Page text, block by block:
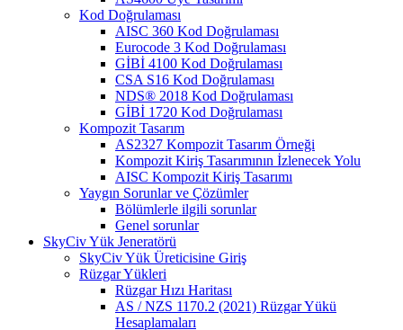
Kod Doğrulaması
AISC 360 Kod Doğrulaması
Eurocode 3 Kod Doğrulaması
GİBİ 4100 Kod Doğrulaması
CSA S16 Kod Doğrulaması
NDS® 2018 Kod Doğrulaması
GİBİ 1720 Kod Doğrulaması
Kompozit Tasarım
AS2327 Kompozit Tasarım Örneği
Kompozit Kiriş Tasarımının İzlenecek Yolu
AISC Kompozit Kiriş Tasarımı
Yaygın Sorunlar ve Çözümler
Bölümlerle ilgili sorunlar
Genel sorunlar
SkyCiv Yük Jeneratörü
SkyCiv Yük Üreticisine Giriş
Rüzgar Yükleri
Rüzgar Hızı Haritası
AS / NZS 1170.2 (2021) Rüzgar Yükü
Hesaplamaları